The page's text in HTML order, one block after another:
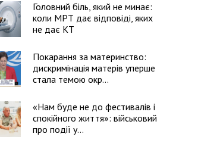
Головний біль, який не минає:
коли МРТ дає відповіді, яких
не дає КТ
Покарання за материнство:
дискримінація матерів уперше
стала темою окр...
«Нам буде не до фестивалів і
спокійного життя»: військовий
про події у...